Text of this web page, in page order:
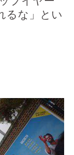
るな」とい